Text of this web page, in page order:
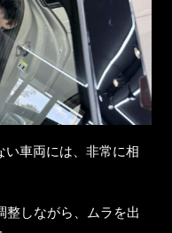
い車両には、非常に相
しながら、ムラを出